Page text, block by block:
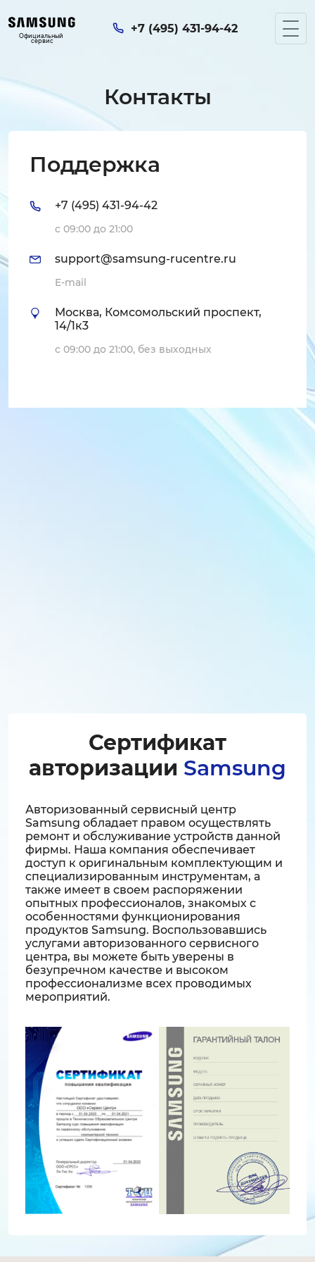
Официальный
сервис
+7 (495) 431-94-42
Контакты
Поддержка
+7 (495) 431-94-42
с 09:00 до 21:00
support@samsung-rucentre.ru
E-mail
Москва, Комсомольский проспект,
14/1к3
с 09:00 до 21:00, без выходных
Сертификат
авторизации Samsung
Авторизованный сервисный центр
Samsung обладает правом осуществлять
ремонт и обслуживание устройств данной
фирмы. Наша компания обеспечивает
доступ к оригинальным комплектующим и
специализированным инструментам, а
также имеет в своем распоряжении
опытных профессионалов, знакомых с
особенностями функционирования
продуктов Samsung. Воспользовавшись
услугами авторизованного сервисного
центра, вы можете быть уверены в
безупречном качестве и высоком
профессионализме всех проводимых
мероприятий.